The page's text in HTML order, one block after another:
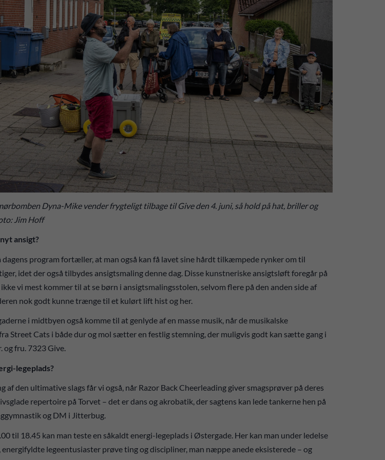
Dyna-Mike vender frygteligt tilbage til Give den 4. juni, så hold på hat, briller og
Jim Hoff
ansigt?
dagens program fortæller, at man også kan få lavet sine hårdt tilkæmpede rynker om til
idet der også tilbydes ansigtsmaling denne dag. Disse kunstneriske ansigtsløft foregår på
vi mest kommer til at se børn i ansigtsmalingsstolen, selvom flere på den anden side af
nok godt kunne trænge til et kulørt lift hist og her.
i midtbyen også komme til at genlyde af en masse musik, når de musikalske
Street Cats i både dur og mol sætter en festlig stemning, der muligvis godt kan sætte gang i
og fru. 7323 Give.
legeplads?
af den ultimative slags får vi også, når Razor Back Cheerleading giver smagsprøver på deres
repertoire på Torvet – det er dans og akrobatik, der sagtens kan lede tankerne hen på
og DM i Jitterbug.
til 18.45 kan man teste en såkaldt energi-legeplads i Østergade. Her kan man under ledelse
legeentusiaster prøve ting og discipliner, man næppe anede eksisterede – og